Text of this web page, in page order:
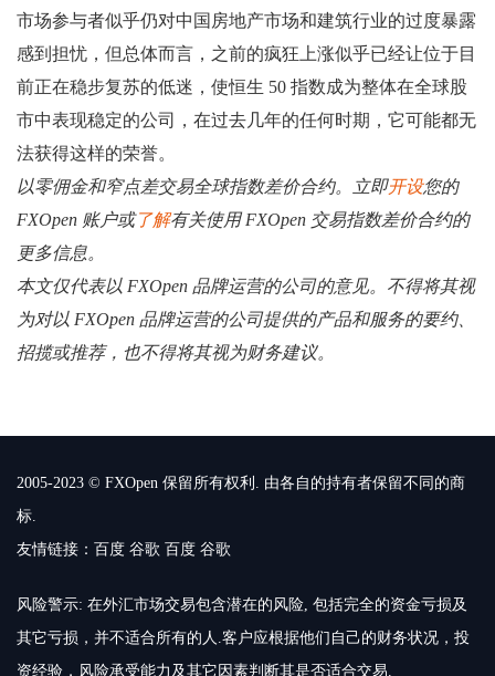
市场参与者似乎仍对中国房地产市场和建筑行业的过度暴露
感到担忧，但总体而言，之前的疯狂上涨似乎已经让位于目
前正在稳步复苏的低迷，使恒生 50 指数成为整体在全球股
市中表现稳定的公司，在过去几年的任何时期，它可能都无
法获得这样的荣誉。
以零佣金和窄点差交易全球指数差价合约。立即开设您的
FXOpen 账户或了解有关使用 FXOpen 交易指数差价合约的
更多信息。
本文仅代表以 FXOpen 品牌运营的公司的意见。不得将其视
为对以 FXOpen 品牌运营的公司提供的产品和服务的要约、
招揽或推荐，也不得将其视为财务建议。
2005-2023 © FXOpen 保留所有权利. 由各自的持有者保留不同的商
标.
友情链接： 百度 谷歌 百度 谷歌
风险警示: 在外汇市场交易包含潜在的风险, 包括完全的资金亏损及
其它亏损，并不适合所有的人.客户应根据他们自己的财务状况，投
资经验，风险承受能力及其它因素判断其是否适合交易.